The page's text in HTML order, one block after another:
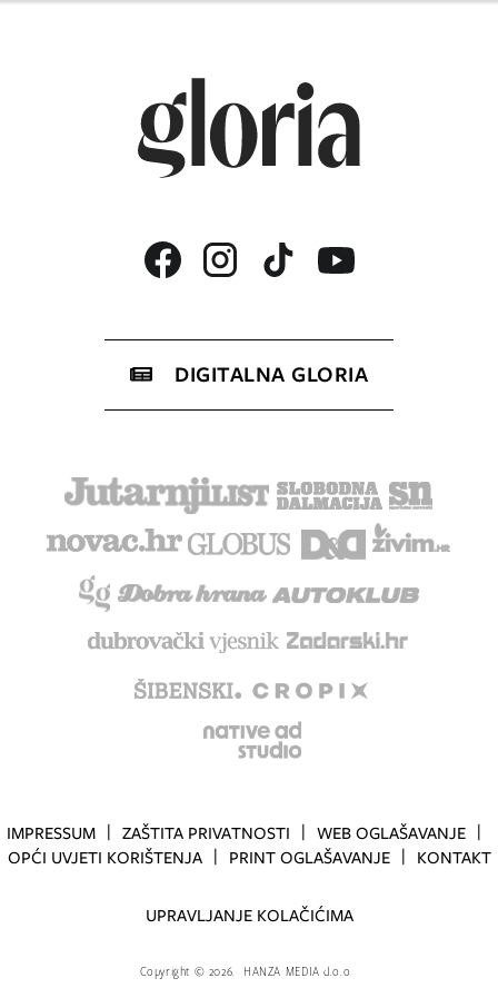
DIGITALNA GLORIA
IMPRESSUM ZAŠTITA PRIVATNOSTI
WEB OGLAŠAVANJE
OPĆI UVJETI KORIŠTENJA
PRINT OGLAŠAVANJE KONTAKT
UPRAVLJANJE KOLAČIĆIMA
Copyright © 2026. HANZA MEDIA d.o.o